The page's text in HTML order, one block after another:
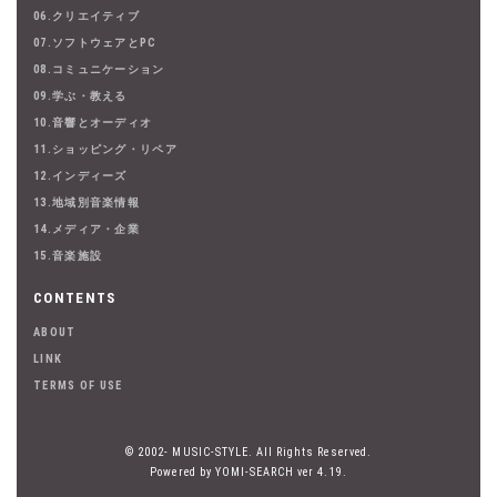
06.クリエイティブ
07.ソフトウェアとPC
08.コミュニケーション
09.学ぶ・教える
10.音響とオーディオ
11.ショッピング・リペア
12.インディーズ
13.地域別音楽情報
14.メディア・企業
15.音楽施設
CONTENTS
ABOUT
LINK
TERMS OF USE
© 2002- MUSIC-STYLE. All Rights Reserved.
Powered by YOMI-SEARCH ver 4.19.